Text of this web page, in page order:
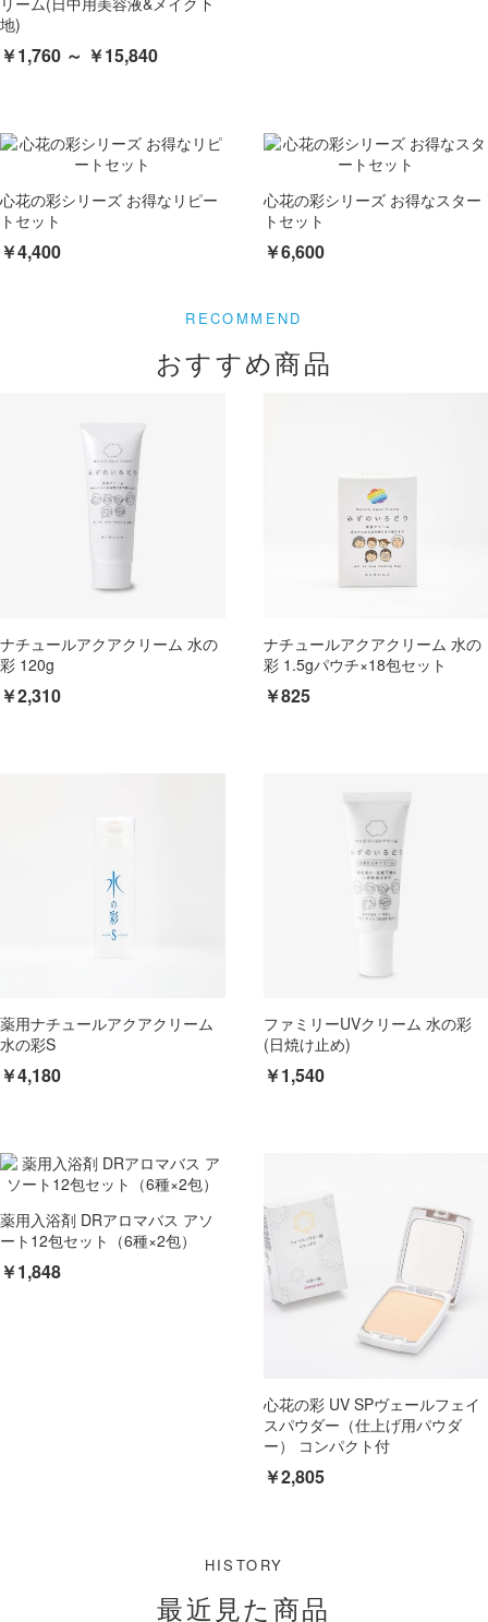
地)
￥1,760 ～ ￥15,840
心花の彩シリーズ お得なリピー
トセット
￥4,400
心花の彩シリーズ お得なスター
トセット
￥6,600
おすすめ商品
ナチュールアクアクリーム 水の
彩 120g
￥2,310
ナチュールアクアクリーム 水の
彩 1.5gパウチ×18包セット
￥825
薬用ナチュールアクアクリーム
水の彩S
￥4,180
ファミリーUVクリーム 水の彩
(日焼け止め)
￥1,540
薬用入浴剤 DRアロマバス アソ
ート12包セット（6種×2包）
￥1,848
心花の彩 UV SPヴェールフェイ
スパウダー（仕上げ用パウダ
ー） コンパクト付
￥2,805
最近見た商品